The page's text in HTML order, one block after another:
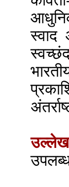
स्वाद